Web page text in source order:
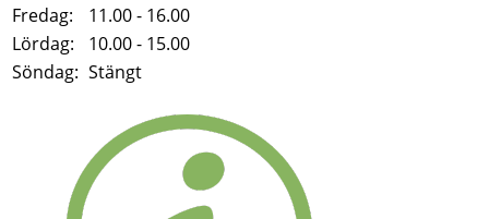
Fredag:
11.00 - 16.00
Lördag:
10.00 - 15.00
Söndag: Stängt